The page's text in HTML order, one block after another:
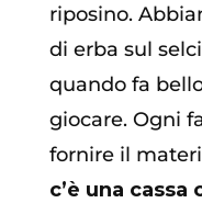
riposino.
di erba sul
quando fa
giocare. Ogni
fornire il
c’è una